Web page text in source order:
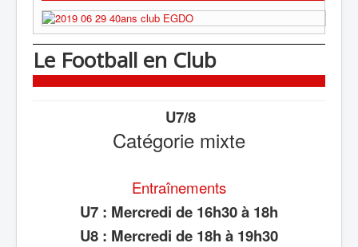
Le Football en Club
U7/8
Catégorie mixte
Entraînements
U7 : Mercredi de 16h30à 18h
U8 : Mercredi de 18h à 19h30